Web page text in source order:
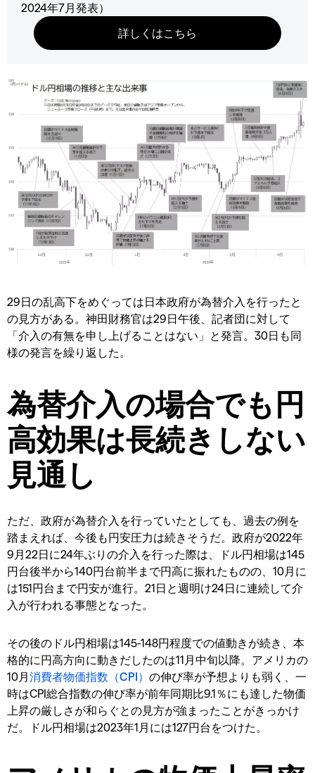
2024年7月発表）
29日の乱高下をめぐっては日本政府が為替介入を行ったと
の見方がある。神田財務官は29日午後、記者団に対して
「介入の有無を申し上げることはない」と発言。30日も同
様の発言を繰り返した。
為替介入の場合でも円
高効果は長続きしない
見通し
ただ、政府が為替介入を行っていたとしても、過去の例を
踏まえれば、今後も円安圧力は続きそうだ。政府が2022年
9月22日に24年ぶりの介入を行った際は、ドル円相場は145
円台後半から140円台前半まで円高に振れたものの、10月に
は151円台まで円安が進行。21日と週明け24日に連続して介
入が行われる事態となった。
その後のドル円相場は145-148円程度での値動きが続き、本
格的に円高方向に動きだしたのは11月中旬以降。アメリカの
10月消費者物価指数（CPI） の伸び率が予想よりも弱く、一
時はCPI総合指数の伸び率が前年同期比9.1％にも達した物価
上昇の厳しさが和らぐとの見方が強まったことがきっかけ
だ。ドル円相場は2023年1月には127円台をつけた。